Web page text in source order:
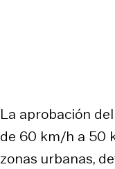
La aprobación
de 60 km/h a 50
zonas urbanas,